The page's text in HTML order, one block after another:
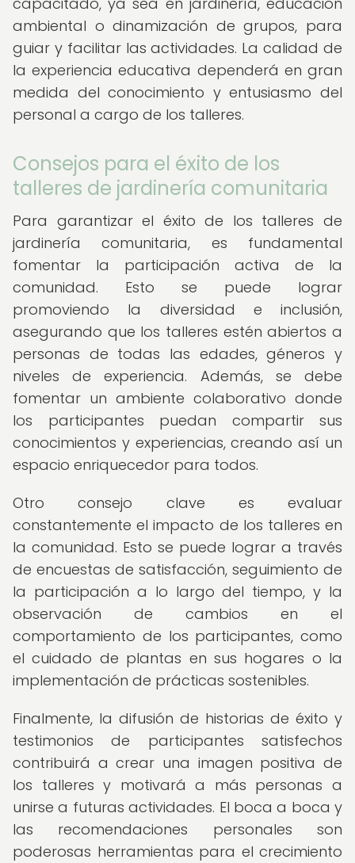
ambiental o dinamización de grupos, para
guiar y facilitar las actividades. La calidad de
la experiencia educativa dependerá en gran
medida del conocimiento y entusiasmo del
personal a cargo de los talleres.
Consejos para el éxito de los
talleres de jardinería comunitaria
Para garantizar el éxito de los talleres de
jardinería comunitaria, es fundamental
fomentar la participación activa de la
comunidad. Esto se puede lograr
promoviendo la diversidad e inclusión,
asegurando que los talleres estén abiertos a
personas de todas las edades, géneros y
niveles de experiencia. Además, se debe
fomentar un ambiente colaborativo donde
los participantes puedan compartir sus
conocimientos y experiencias, creando así un
espacio enriquecedor para todos.
Otro consejo clave es evaluar
constantemente el impacto de los talleres en
la comunidad. Esto se puede lograr a través
de encuestas de satisfacción, seguimiento de
la participación a lo largo del tiempo, y la
observación de cambios en el
comportamiento de los participantes, como
el cuidado de plantas en sus hogares o la
implementación de prácticas sostenibles.
Finalmente, la difusión de historias de éxito y
testimonios de participantes satisfechos
contribuirá a crear una imagen positiva de
los talleres y motivará a más personas a
unirse a futuras actividades. El boca a boca y
las recomendaciones personales son
poderosas herramientas para el crecimiento